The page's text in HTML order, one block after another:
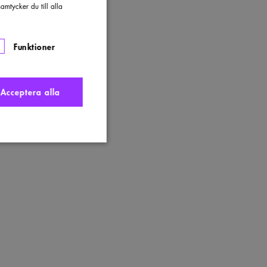
du till alla
Funktioner
Acceptera alla